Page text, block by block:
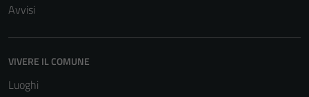
Avvisi
VIVERE IL COMUNE
Luoghi